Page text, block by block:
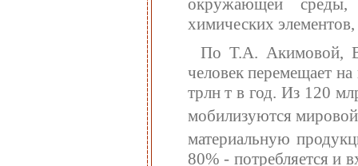
химических
По Т.А. Акимовой,
человек перемещает
трлн т в год. Из 120
мобилизуются
материальную
80% - потребляется и